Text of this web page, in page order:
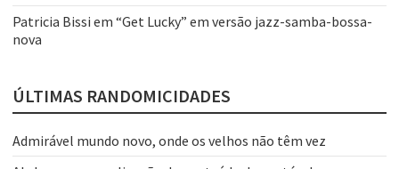
Patricia Bissi em “Get Lucky” em versão jazz-samba-bossa-
nova
ÚLTIMAS RANDOMICIDADES
Admirável mundo novo, onde os velhos não têm vez